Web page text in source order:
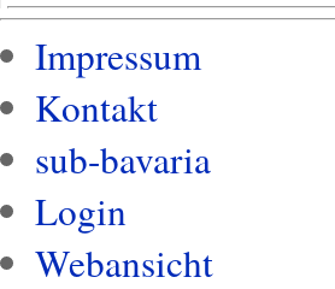
Impressum
Kontakt
sub-bavaria
Login
Webansicht